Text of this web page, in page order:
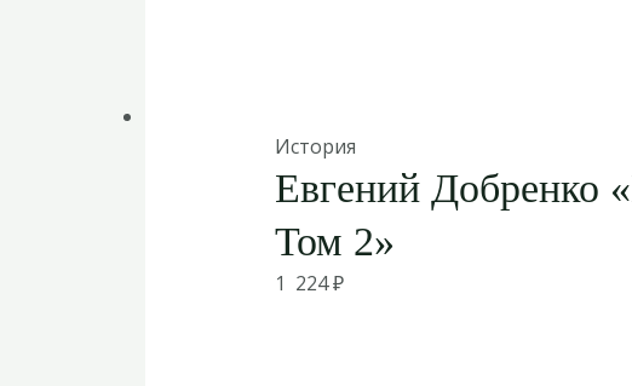
История
Евгений Добренко
Том 2»
1 224₽